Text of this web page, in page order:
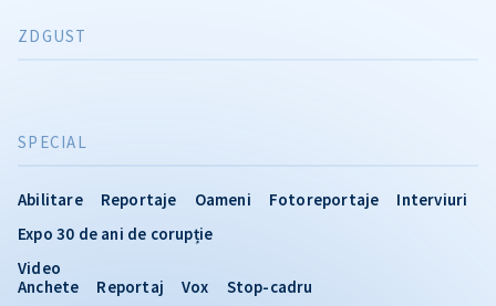
SPECIAL
Abilitare Reportaje Oameni Fotoreportaje
Interviuri
Expo 30 de ani de corupție
Video
Anchete
Reportaj Vox Stop-cadru
ZDGUST